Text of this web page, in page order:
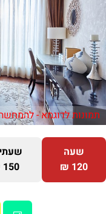
תמונות לדוגמא -
שעה
120 ₪
150 ₪